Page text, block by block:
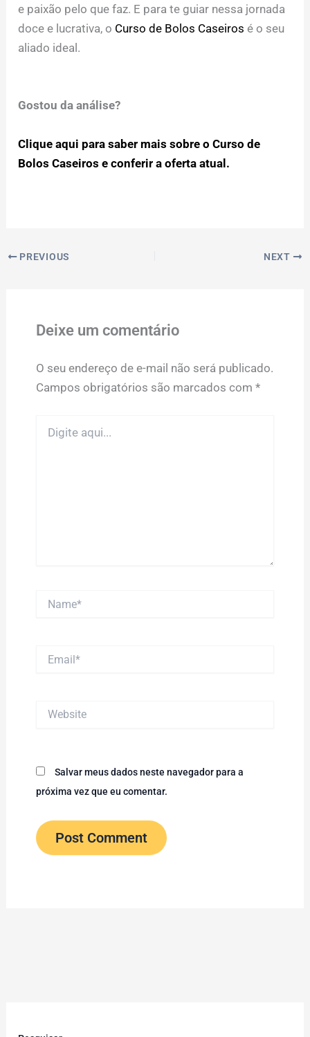
e paixão pelo que faz. E para te guiar nessa jornada
doce e lucrativa, o Curso de Bolos Caseiros é o seu
aliado ideal.
Gostou da análise?
Clique aqui para saber mais sobre o Curso de
Bolos Caseiros e conferir a oferta atual.
PREVIOUS NEXT
Deixe um comentário
O seu endereço de e-mail não será publicado.
Campos obrigatórios são marcados com *
aqui...
Salvar meus dados neste navegador para a
próxima vez que eu comentar.